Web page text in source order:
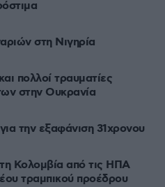
στη Νιγηρία
πολλοί τραυματίες
στην Ουκρανία
την εξαφάνιση 31χρονου
Κολομβία από τις ΗΠΑ
τραμπικού προέδρου